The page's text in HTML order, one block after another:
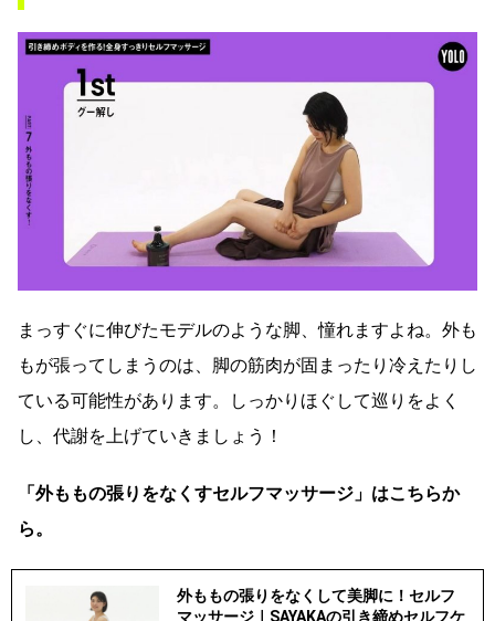
まっすぐに伸びたモデルのような脚、憧れますよね。外も
もが張ってしまうのは、脚の筋肉が固まったり冷えたりし
ている可能性があります。しっかりほぐして巡りをよく
し、代謝を上げていきましょう！
「外ももの張りをなくすセルフマッサージ」はこちらか
ら。
外ももの張りをなくして美脚に！セルフ
マッサージ｜SAYAKAの引き締めセルフケ